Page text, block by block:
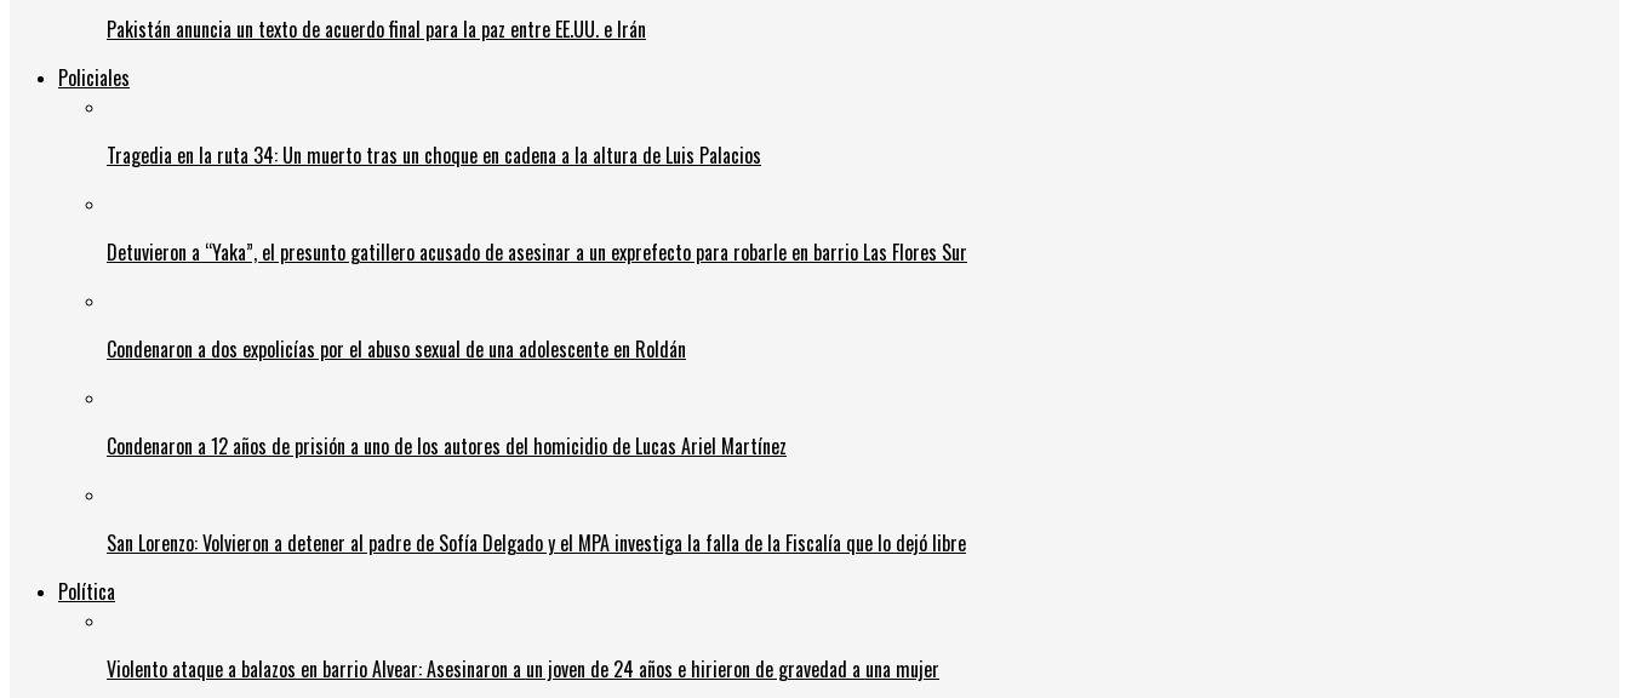
Pakistán anuncia un texto de acuerdo final para la paz entre EE.UU. e Irán
Policiales
Tragedia en la ruta 34: Un muerto tras un choque en cadena a la altura de Luis Palacios
Detuvieron a “Yaka”, el presunto gatillero acusado de asesinar a un exprefecto para robarle en barrio Las Flores Sur
Condenaron a dos expolicías por el abuso sexual de una adolescente en Roldán
Condenaron a 12 años de prisión a uno de los autores del homicidio de Lucas Ariel Martínez
San Lorenzo: Volvieron a detener al padre de Sofía Delgado y el MPA investiga la falla de la Fiscalía que lo dejó libre
Política
Violento ataque a balazos en barrio Alvear: Asesinaron a un joven de 24 años e hirieron de gravedad a una mujer